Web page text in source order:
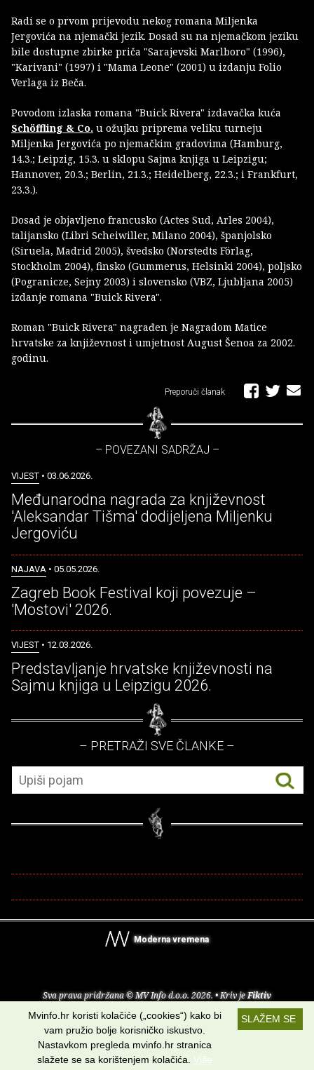
Radi se o prvom prijevodu nekog romana Miljenka
Jergovića na njemački jezik. Dosad su na njemačkom jeziku
bile dostupne zbirke priča "Sarajevski Marlboro" (1996),
"Karivani" (1997) i "Mama Leone" (2001) u izdanju Folio
Verlaga iz Beča.
Povodom izlaska romana "Buick Rivera" izdavačka kuća
Schöffling & Co. u ožujku priprema veliku turneju
Miljenka Jergovića po njemačkim gradovima (Hamburg,
14.3.; Leipzig, 15.3. u sklopu Sajma knjiga u Leipzigu;
Hannover, 20.3.; Berlin, 21.3.; Heidelberg, 22.3.; i Frankfurt,
23.3.).
Dosad je objavljeno francusko (Actes Sud, Arles 2004),
talijansko (Libri Scheiwiller, Milano 2004), španjolsko
(Siruela, Madrid 2005), švedsko (Norstedts Förlag,
Stockholm 2004), finsko (Gummerus, Helsinki 2004), poljsko
(Pogranicze, Sejny 2003) i slovensko (VBZ, Ljubljana 2005)
izdanje romana "Buick Rivera".
Roman "Buick Rivera" nagrađen je Nagradom Matice
hrvatske za književnost i umjetnost August Šenoa za 2002.
godinu.
Preporuči članak
– POVEZANI SADRŽAJ –
VIJEST • 03.06.2026.
Međunarodna nagrada za književnost
'Aleksandar Tišma' dodijeljena Miljenku
Jergoviću
NAJAVA • 05.05.2026.
Zagreb Book Festival koji povezuje –
'Mostovi' 2026.
VIJEST • 12.03.2026.
Predstavljanje hrvatske književnosti na
Sajmu knjiga u Leipzigu 2026.
– PRETRAŽI SVE ČLANKE –
Moderna vremena
Sva prava pridržana © MV Info d.o.o. 2026. • Kriv jeFiktiv
Uvjeti korištenja RSS kanali
Potraži nas na:
SLAŽEM SE
Mvinfo.hr koristi kolačiće („cookies“) kako bi
vam pružio bolje korisničko iskustvo.
Nastavkom pregleda mvinfo.hr stranica
slažete se sa korištenjem kolačića. Više